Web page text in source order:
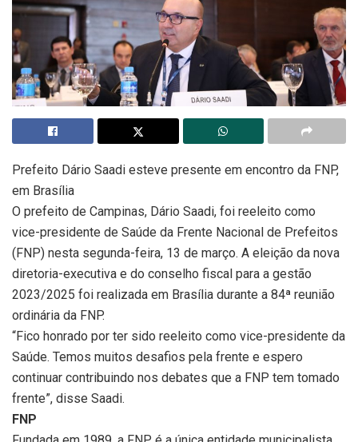
Prefeito Dário Saadi esteve presente em encontro da FNP,
em Brasília
O prefeito de Campinas, Dário Saadi, foi reeleito como
vice-presidente de Saúde da Frente Nacional de Prefeitos
(FNP) nesta segunda-feira, 13 de março. A eleição da nova
diretoria-executiva e do conselho fiscal para a gestão
2023/2025 foi realizada em Brasília durante a 84ª reunião
ordinária da FNP.
“Fico honrado por ter sido reeleito como vice-presidente da
Saúde. Temos muitos desafios pela frente e espero
continuar contribuindo nos debates que a FNP tem tomado
frente”, disse Saadi.
FNP